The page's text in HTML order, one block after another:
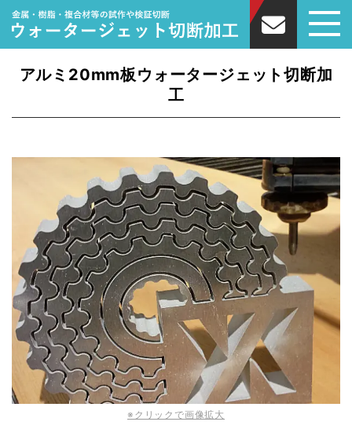
アルミ20mm板ウォータージェット切断加
工
※クリックで画像拡大